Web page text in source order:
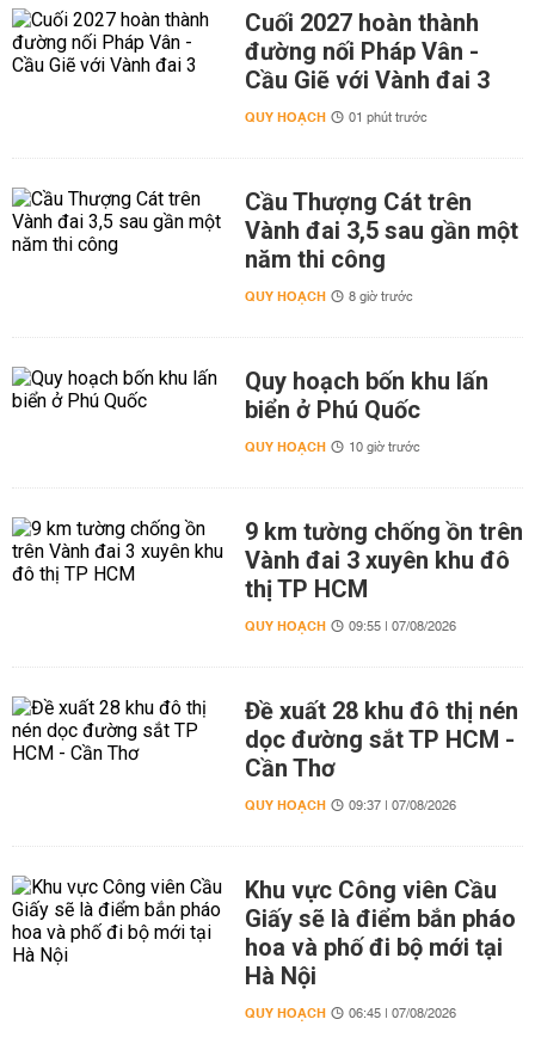
Cuối 2027 hoàn thành
đường nối Pháp Vân -
Cầu Giẽ với Vành đai 3
QUY HOẠCH 01 phút trước
Cầu Thượng Cát trên
Vành đai 3,5 sau gần một
năm thi công
QUY HOẠCH 8 giờ trước
Quy hoạch bốn khu lấn
biển ở Phú Quốc
QUY HOẠCH 10 giờ trước
9 km tường chống ồn trên
Vành đai 3 xuyên khu đô
thị TP HCM
QUY HOẠCH 09:55 | 07/08/2026
Đề xuất 28 khu đô thị nén
dọc đường sắt TP HCM -
Cần Thơ
QUY HOẠCH 09:37 | 07/08/2026
Khu vực Công viên Cầu
Giấy sẽ là điểm bắn pháo
hoa và phố đi bộ mới tại
Hà Nội
QUY HOẠCH 06:45 | 07/08/2026